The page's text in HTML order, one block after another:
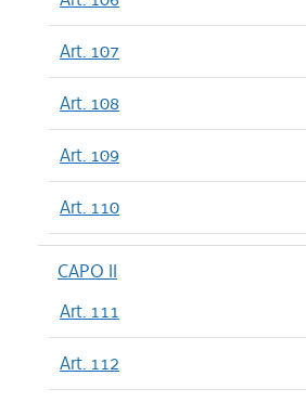
Art. 107
Art. 108
Art. 109
Art. 110
CAPO II
Art. 111
Art. 112